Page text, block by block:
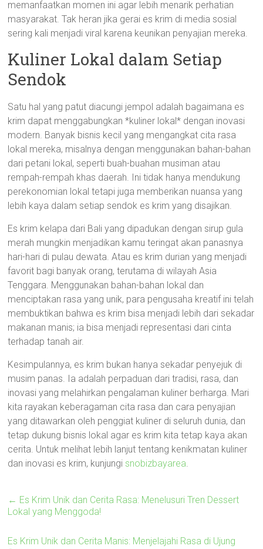
memanfaatkan momen ini agar lebih menarik perhatian
masyarakat. Tak heran jika gerai es krim di media sosial
sering kali menjadi viral karena keunikan penyajian mereka.
Kuliner Lokal dalam Setiap
Sendok
Satu hal yang patut diacungi jempol adalah bagaimana es
krim dapat menggabungkan *kuliner lokal* dengan inovasi
modern. Banyak bisnis kecil yang mengangkat cita rasa
lokal mereka, misalnya dengan menggunakan bahan-bahan
dari petani lokal, seperti buah-buahan musiman atau
rempah-rempah khas daerah. Ini tidak hanya mendukung
perekonomian lokal tetapi juga memberikan nuansa yang
lebih kaya dalam setiap sendok es krim yang disajikan.
Es krim kelapa dari Bali yang dipadukan dengan sirup gula
merah mungkin menjadikan kamu teringat akan panasnya
hari-hari di pulau dewata. Atau es krim durian yang menjadi
favorit bagi banyak orang, terutama di wilayah Asia
Tenggara. Menggunakan bahan-bahan lokal dan
menciptakan rasa yang unik, para pengusaha kreatif ini telah
membuktikan bahwa es krim bisa menjadi lebih dari sekadar
makanan manis; ia bisa menjadi representasi dari cinta
terhadap tanah air.
Kesimpulannya, es krim bukan hanya sekadar penyejuk di
musim panas. Ia adalah perpaduan dari tradisi, rasa, dan
inovasi yang melahirkan pengalaman kuliner berharga. Mari
kita rayakan keberagaman cita rasa dan cara penyajian
yang ditawarkan oleh penggiat kuliner di seluruh dunia, dan
tetap dukung bisnis lokal agar es krim kita tetap kaya akan
cerita. Untuk melihat lebih lanjut tentang kenikmatan kuliner
dan inovasi es krim, kunjungi snobizbayarea.
← Es Krim Unik dan Cerita Rasa: Menelusuri Tren Dessert
Lokal yang Menggoda!
Es Krim Unik dan Cerita Manis: Menjelajahi Rasa di Ujung